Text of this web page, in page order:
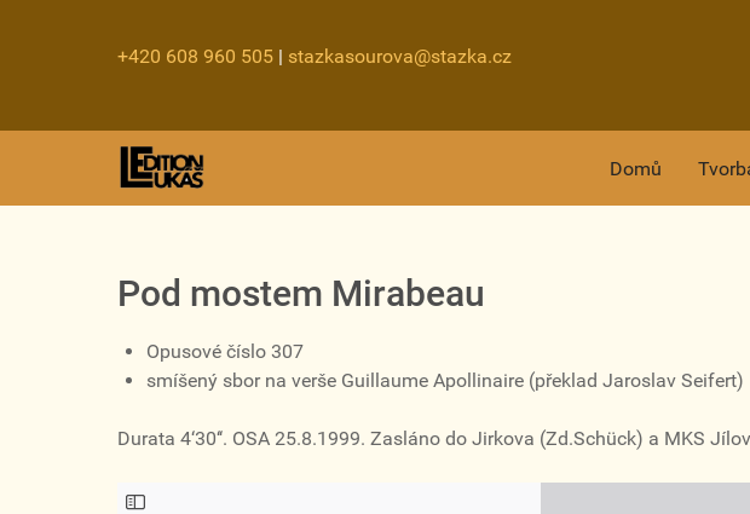
+420 608 960 505 | stazkasourova@stazka.cz
Domů
Pod mostem Mirabeau
Opusové číslo 307
smíšený sbor na verše Guillaume Apollinaire (překlad Jaroslav Seifert)
Durata 4‘30‘‘. OSA 25.8.1999. Zasláno do Jirkova (Zd.Schück) a MKS